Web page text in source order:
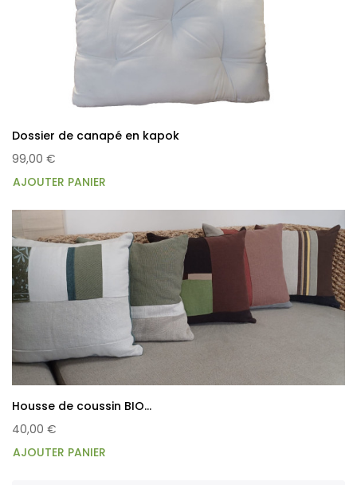
Dossier de canapé en kapok
99,00 €
AJOUTER PANIER
Housse de coussin BIO...
40,00 €
AJOUTER PANIER